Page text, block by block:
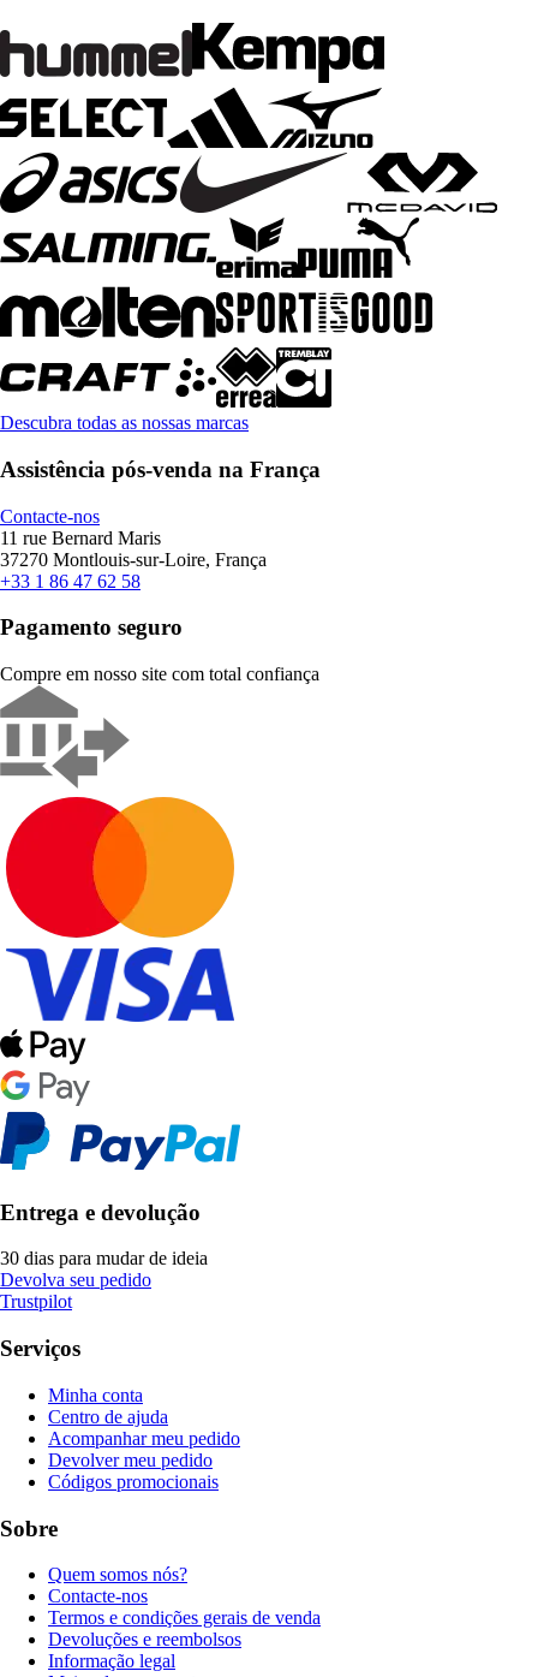
Descubra todas as nossas marcas
Assistência pós-venda na França
Contacte-nos
11 rue Bernard Maris
37270 Montlouis-sur-Loire, França
+33 1 86 47 62 58
Pagamento seguro
Compre em nosso site com total confiança
Entrega e devolução
30 dias para mudar de ideia
Devolva seu pedido
Trustpilot
Serviços
Minha conta
Centro de ajuda
Acompanhar meu pedido
Devolver meu pedido
Códigos promocionais
Sobre
Quem somos nós?
Contacte-nos
Termos e condições gerais de venda
Devoluções e reembolsos
Informação legal